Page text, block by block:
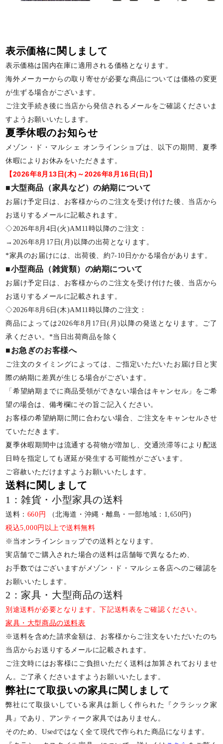
表示価格に関しまして
表示価格は国内在庫に適用される価格となります。
海外メーカーからの取り寄せが必要な商品については価格の変更
が生ずる場合がございます。
ご注文手続き後に当店から発信されるメールをご確認くださいま
すようお願いいたします。
夏季休暇のお知らせ
メゾン・ド・マルシェ オンラインショプは、以下の期間、夏季
休暇によりお休みをいただきます。
【2026年8月13日(木)～2026年8月16日(日)】
■大型商品（家具など）の納期について
お届け予定日は、お客様からのご注文を受け付けた後、当店から
お送りするメールに記載されます。
◇2026年8月4日(火)AM11時以降のご注文：
→2026年8月17日(月)以降の出荷となります。
*家具のお届けには、出荷後、約7-10日かかる場合があります。
■小型商品（雑貨類）の納期について
お届け予定日は、お客様からのご注文を受け付けた後、当店から
お送りするメールに記載されます。
◇2026年8月6日(木)AM11時以降のご注文：
商品によっては2026年8月17日(月)以降の発送となります。ご了
承ください。*当日出荷商品を除く
■お急ぎのお客様へ
ご注文のタイミングによっては、ご指定いただいたお届け日と実
際の納期に差異が生じる場合がございます。
「希望納期までに商品受領ができない場合はキャンセル」をご希
望の場合は、備考欄にその旨ご記入ください。
お客様の希望納期に間に合わない場合、ご注文をキャンセルさせ
ていただきます。
夏季休暇期間中は流通する荷物が増加し、交通渋滞等により配送
日時を指定しても遅延が発生する可能性がございます。
ご容赦いただけますようお願いいたします。
送料に関しまして
1：雑貨・小型家具の送料
送料： 660円
（北海道・沖縄・離島・一部地域：1,650円)
税込5,000円以上で送料無料
※当オンラインショップでの送料となります。
実店舗でご購入された場合の送料は店舗毎で異なるため、
お手数ではございますがメゾン・ド・マルシェ各店へのご確認を
お願いいたします。
2：家具・大型商品の送料
別途送料が必要となります。下記送料表をご確認ください。
家具・大型商品の送料表
※送料を含めた請求金額は、お客様からご注文をいただいたのち
当店からお送りするメールに記載されます。
ご注文時にはお客様にご負担いただく送料は加算されておりませ
ん。ご了承くださいますようお願いいたします。
弊社にて取扱いの家具に関しまして
弊社にて取扱いしている家具は新しく作られた『クラシック家
具』であり、アンティーク家具ではありません。
そのため、Usedではなく全て現代で作られた商品になります。